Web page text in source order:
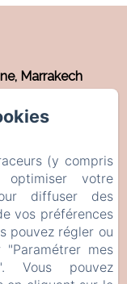
Marrakech
(y compris
votre
diffuser des
vos préférences
pouvez régler ou
mes
Vous pouvez